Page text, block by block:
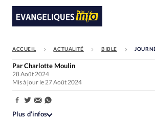
FAIRE UN DON
Faire un don
Société
ACCUEIL ACTUALITÉ BIBLE JOURNÉES DU
ParCharlotte Moulin
28 Août 2024
Mis à jour le 27 Août 2024
Partager:
Plus d’infos